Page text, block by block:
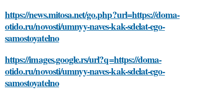
https://news.mitosa.net/go.php?url=https://doma-
otido.ru/novosti/umnyy-naves-kak-sdelat-ego-
samostoyatelno
https://images.google.rs/url?q=https://doma-
otido.ru/novosti/umnyy-naves-kak-sdelat-ego-
samostoyatelno